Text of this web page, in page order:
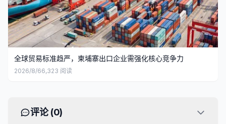
全球贸易标准趋严，柬埔寨出口企业需强化核心竞争力
2026/8/66,323 阅读
评论 (0)